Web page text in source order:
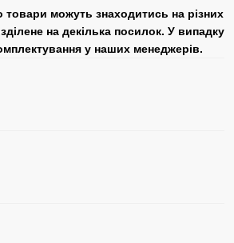
товари можуть знаходитись на різних
на декілька посилок. У випадку
у наших менеджерів.